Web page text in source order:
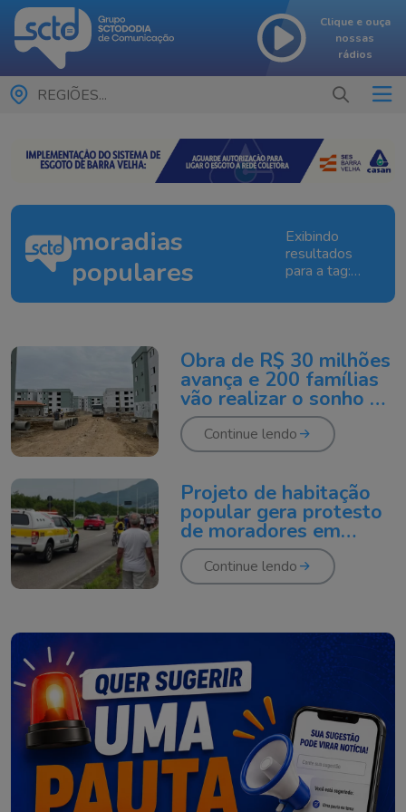
Clique e ouça
nossas
rádios
REGIÕES...
moradias
populares
Exibindo
resultados
para a tag:
populares
Obra de R$ 30 milhões
avança e 200 famílias
vão realizar o sonho da
casa própria na Grande
Florianópolis
Continue lendo
Projeto de habitação
popular gera protesto
de moradores em
Florianópolis
Continue lendo